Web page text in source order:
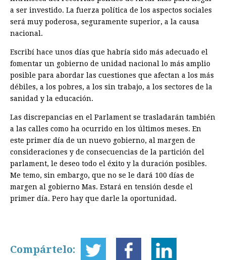
a ser investido. La fuerza política de los aspectos sociales
será muy poderosa, seguramente superior, a la causa
nacional.
Escribí hace unos días que habría sido más adecuado el
fomentar un gobierno de unidad nacional lo más amplio
posible para abordar las cuestiones que afectan a los más
débiles, a los pobres, a los sin trabajo, a los sectores de la
sanidad y la educación.
Las discrepancias en el Parlament se trasladarán también
a las calles como ha ocurrido en los últimos meses. En
este primer día de un nuevo gobierno, al margen de
consideraciones y de consecuencias de la partición del
parlament, le deseo todo el éxito y la duración posibles.
Me temo, sin embargo, que no se le dará 100 días de
margen al gobierno Mas. Estará en tensión desde el
primer día. Pero hay que darle la oportunidad.
Compártelo: